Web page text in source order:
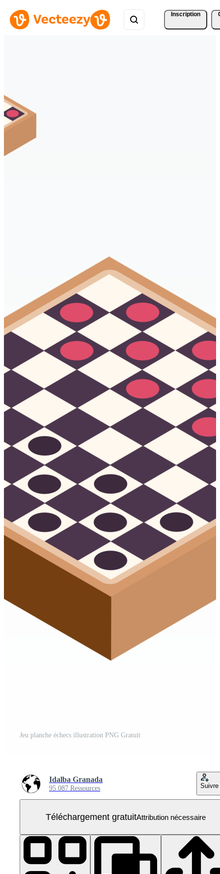
Inscription
Jeu planche échecs illustration PNG Gratuit
Idalba Granada
95 087 Ressources Suivre
Téléchargement gratuitAttribution nécessaire